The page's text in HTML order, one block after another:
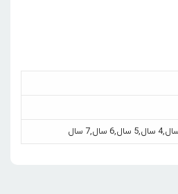
,4 سال ,5 سال ,6 سال ,7 سال